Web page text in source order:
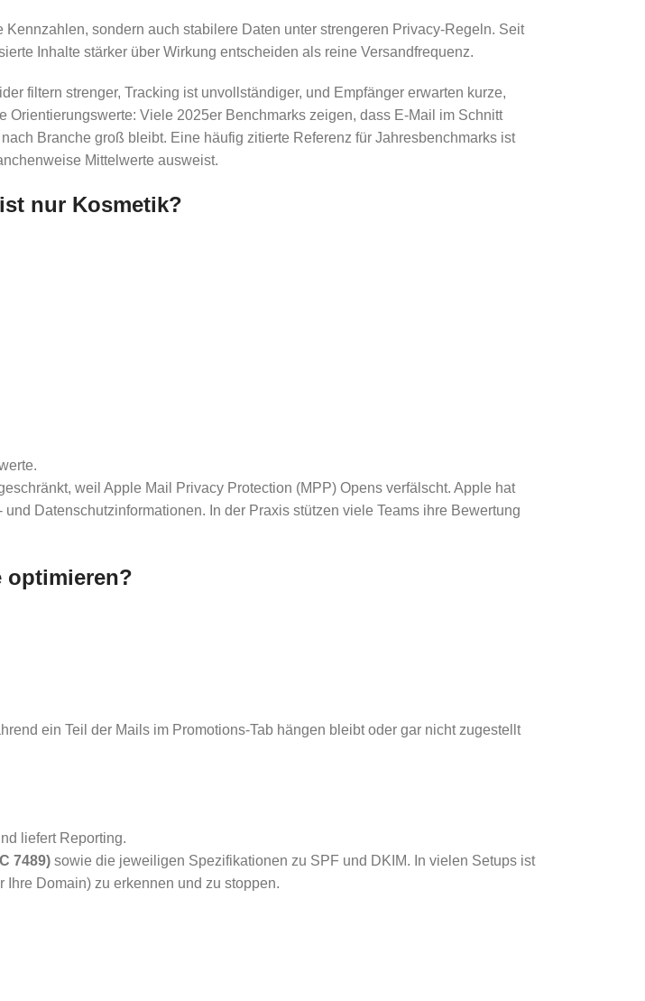
sondern auch stabilere Daten unter strengeren Privacy-Regeln. Seit
Inhalte stärker über Wirkung entscheiden als reine Versandfrequenz.
filtern strenger, Tracking ist unvollständiger, und Empfänger erwarten kurze,
Viele 2025er Benchmarks zeigen, dass E-Mail im Schnitt
Branche groß bleibt. Eine häufig zitierte Referenz für Jahresbenchmarks ist
Mittelwerte ausweist.
nur Kosmetik?
weil Apple Mail Privacy Protection (MPP) Opens verfälscht. Apple hat
Datenschutzinformationen. In der Praxis stützen viele Teams ihre Bewertung
optimieren?
ein Teil der Mails im Promotions-Tab hängen bleibt oder gar nicht zugestellt
liefert Reporting.
7489) sowie die jeweiligen Spezifikationen zu SPF und DKIM. In vielen Setups ist
Domain) zu erkennen und zu stoppen.